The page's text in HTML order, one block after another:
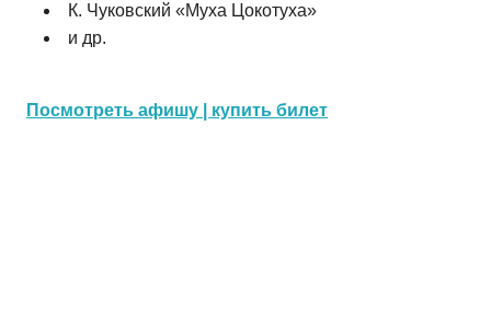
К. Чуковский «Муха Цокотуха»
и др.
Посмотреть афишу | купить билет